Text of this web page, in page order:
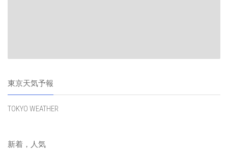
東京天気予報
TOKYO WEATHER
新着，人気